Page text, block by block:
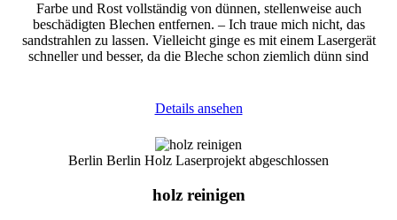
Farbe und Rost vollständig von dünnen, stellenweise auch
beschädigten Blechen entfernen. – Ich traue mich nicht, das
sandstrahlen zu lassen. Vielleicht ginge es mit einem Lasergerät
schneller und besser, da die Bleche schon ziemlich dünn sind
Details ansehen
Berlin Berlin Holz Laserprojekt abgeschlossen
holz reinigen